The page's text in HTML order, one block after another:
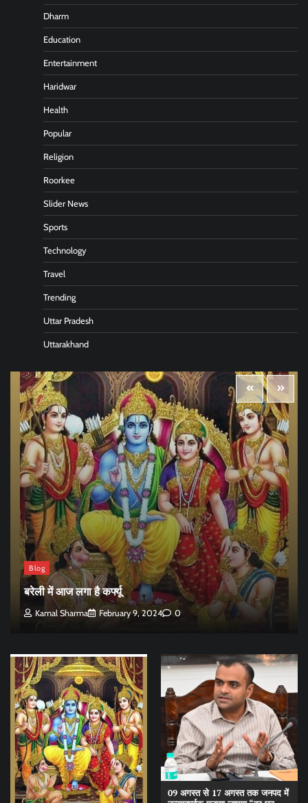
Dharm
Education
Entertainment
Haridwar
Health
Popular
Religion
Roorkee
Slider News
Sports
Technology
Travel
Trending
Uttar Pradesh
Uttarakhand
Blog
बरेली में आज लगा है कर्फ्यू
Kamal Sharma February 9, 2024 0
09 अगस्त से 17 अगस्त तक जनपद में